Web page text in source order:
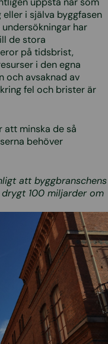
i själva byggfasen
har
de stora
på tidsbrist,
i den egna
och avsaknad av
fel och brister är
att minska de så
behöver
att byggbranschens
100 miljarder om